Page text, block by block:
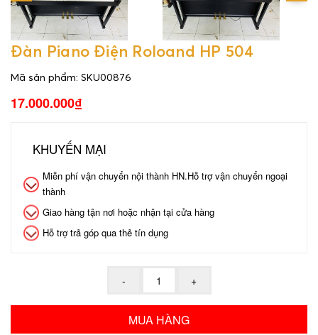
Đàn Piano Điện Roloand HP 504
Mã sản phẩm: SKU00876
17.000.000₫
KHUYẾN MẠI
Miễn phí vận chuyển nội thành HN.Hỗ trợ vận chuyển ngoại
thành
Giao hàng tận nơi hoặc nhận tại cửa hàng
Hỗ trợ trả góp qua thẻ tín dụng